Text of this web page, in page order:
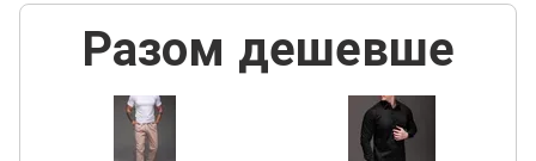
Разом дешевше